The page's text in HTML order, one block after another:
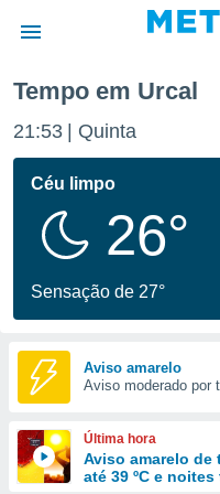
da
foi
fornecidas
a este
das
e
forma
digital
Tempo em Urcal
21:53 Quinta
Céu limpo
26°
Sensação de 27°
Aviso amarelo
Aviso moderado por
Última hora
Aviso amarelo
até 39 ºC e